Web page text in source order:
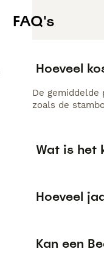
FAQ's
Hoeveel
De gemiddelde
zoals de
Wat is het
Hoeveel
Kan een